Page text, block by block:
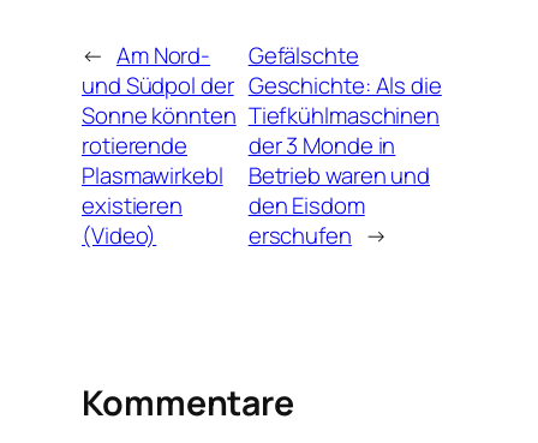
← Am Nord-
und Südpol der
Sonne könnten
rotierende
Plasmawirkebl
existieren
(Video)
Gefälschte
Geschichte: Als die
Tiefkühlmaschinen
der 3 Monde in
Betrieb waren und
den Eisdom
erschufen →
Kommentare